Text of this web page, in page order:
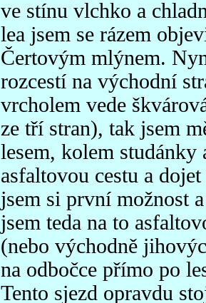
ve stínu vlchko a
lea jsem se rázem
Čertovým mlýnem.
rozcestí na východní
vrcholem vede
ze tří stran), tak jsem
lesem, kolem studánky
asfaltovou cestu a
jsem si první možnost
jsem teda na to
(nebo východně
na odbočce přímo po
Tento sjezd opravdu